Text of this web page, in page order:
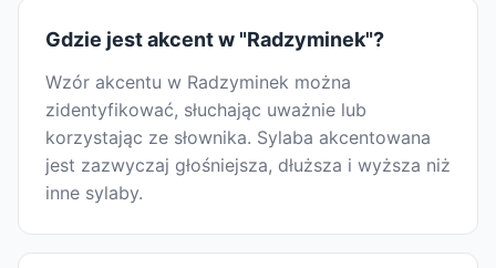
Gdzie jest akcent w "Radzyminek"?
Wzór akcentu w Radzyminek można
zidentyfikować, słuchając uważnie lub
korzystając ze słownika. Sylaba akcentowana
jest zazwyczaj głośniejsza, dłuższa i wyższa niż
inne sylaby.